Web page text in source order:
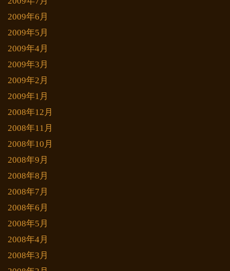
2009年6月
2009年5月
2009年4月
2009年3月
2009年2月
2009年1月
2008年12月
2008年11月
2008年10月
2008年9月
2008年8月
2008年7月
2008年6月
2008年5月
2008年4月
2008年3月